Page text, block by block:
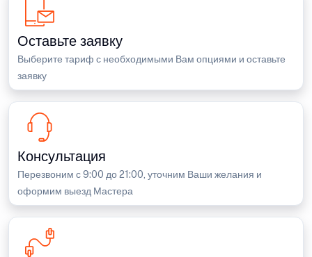
Оставьте заявку
Выберите тариф с необходимыми Вам опциями и оставьте
заявку
Консультация
Перезвоним с 9:00 до 21:00, уточним Ваши желания и
оформим выезд Мастера